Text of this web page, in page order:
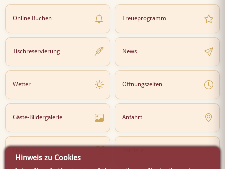
Online Buchen Treueprogramm
Tischreservierung News
Wetter Öffnungszeiten
Gäste-Bildergalerie Anfahrt
Hinweis zu Cookies